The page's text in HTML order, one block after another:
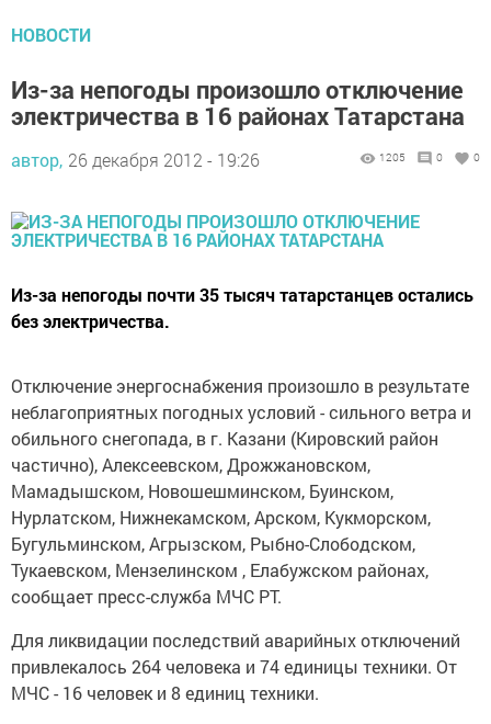
НОВОСТИ
Из-за непогоды произошло отключение
электричества в 16 районах Татарстана
автор, 26 декабря 2012 - 19:26 1205 0 0
Из-за непогоды почти 35 тысяч татарстанцев остались
без электричества.
Отключение энергоснабжения произошло в результате
неблагоприятных погодных условий - сильного ветра и
обильного снегопада, в г. Казани (Кировский район
частично), Алексеевском, Дрожжановском,
Мамадышском, Новошешминском, Буинском,
Нурлатском, Нижнекамском, Арском, Кукморском,
Бугульминском, Агрызском, Рыбно-Слободском,
Тукаевском, Мензелинском , Елабужском районах,
сообщает пресс-служба МЧС РТ.
Для ликвидации последствий аварийных отключений
привлекалось 264 человека и 74 единицы техники. От
МЧС - 16 человек и 8 единиц техники.